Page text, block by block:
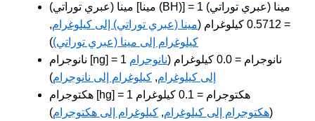
مينا (عبري توراتي) [مينا (BH)] = 1 مينا (عبري توراتي)
= 0.5712 كيلوغرام (
مينا (عبري توراتي) إلى كيلوغرام,
كيلوغرام إلى مينا (عبري توراتي))
نانوجرام [ng] = 1 نانوجرام = 0.0 كيلوغرام (
نانوجرام
إلى كيلوغرام, كيلوغرام إلى نانوجرام)
هكتوجرام [hg] = 1 هكتوجرام = 0.1 كيلوغرام
(هكتوجرام إلى كيلوغرام, كيلوغرام إلى هكتوجرام)